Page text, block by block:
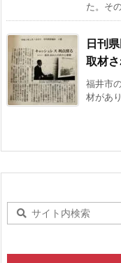
た。そ
日刊
取材
福井市
材があ